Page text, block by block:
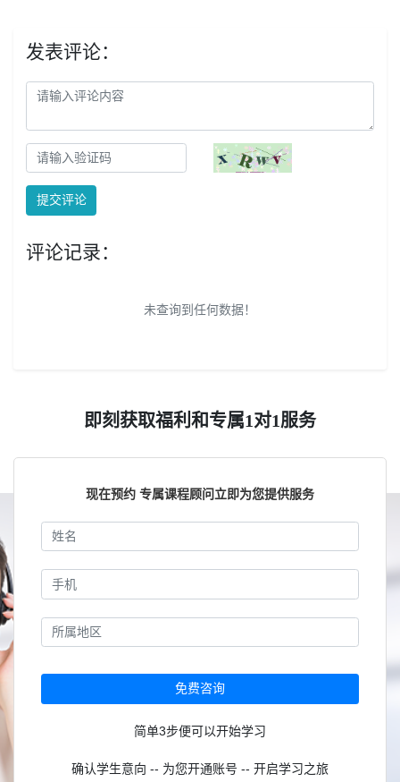
发表评论：
提交评论
评论记录：
未查询到任何数据！
即刻获取福利和专属1对1服务
现在预约 专属课程顾问立即为您提供服务
免费咨询
简单3步便可以开始学习
确认学生意向 -- 为您开通账号 -- 开启学习之旅